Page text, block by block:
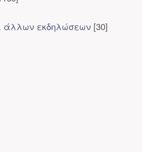
άλλων εκδηλώσεων [30]